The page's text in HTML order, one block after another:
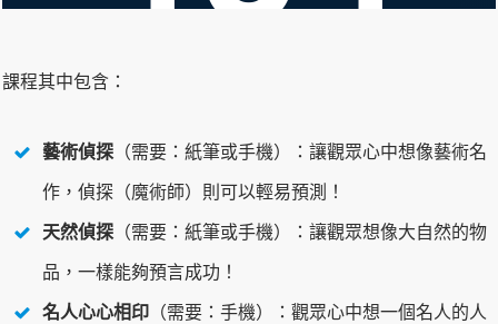
課程其中包含：
藝術偵探 （需要：紙筆或手機）：讓觀眾心中想像藝術名
作，偵探（魔術師）則可以輕易預測！
天然偵探 （需要：紙筆或手機）：讓觀眾想像大自然的物
品，一樣能夠預言成功！
名人心心相印 （需要：手機）：觀眾心中想一個名人的人